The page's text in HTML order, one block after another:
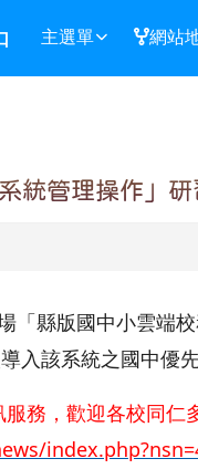
主選單 網站
統管理操作」研
「縣版國中小雲端
入該系統之國中優先
務，歡迎各校同